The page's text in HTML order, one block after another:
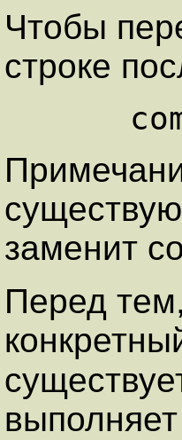
Чтобы
строке
заменит
Перед